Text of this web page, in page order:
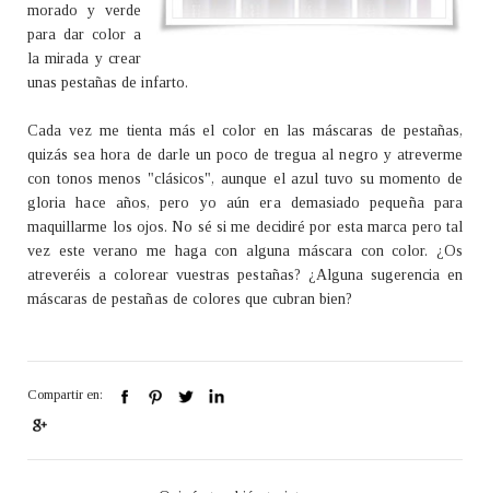
morado y verde
para dar color a
la mirada y crear
unas pestañas de infarto.
Cada vez me tienta más el color en las máscaras de pestañas,
quizás sea hora de darle un poco de tregua al negro y atreverme
con tonos menos "clásicos", aunque el azul tuvo su momento de
gloria hace años, pero yo aún era demasiado pequeña para
maquillarme los ojos. No sé si me decidiré por esta marca pero tal
vez este verano me haga con alguna máscara con color. ¿Os
atreveréis a colorear vuestras pestañas? ¿Alguna sugerencia en
máscaras de pestañas de colores que cubran bien?
Compartir en: